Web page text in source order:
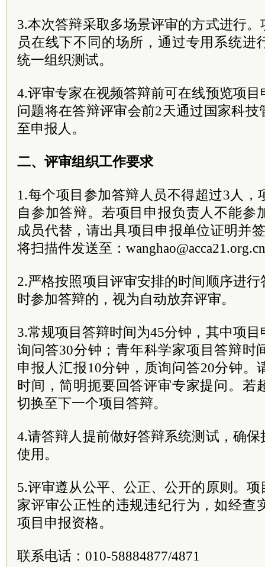
3.本次答辩采取多场景评审的方式进行
员在线下不同的场所，通过专用系统进
统一组织测试。
4.评审专家在视频答辩前可在线预览项
问题将在答辩评审会前2天通过国家科
至申报人。
二、评审组织工作要求
1.每个项目参加答辩人员不得超过3人，
自参加答辩。若项目申报负责人不能参
成员代替，请出具项目申报单位证明并
将扫描件发送至：
2.严格按照项目评审安排的时间顺序进
时参加答辩的，视为自动放弃评审。
3.常规项目答辩时间为45分钟，其中项
询问答30分钟；青年科学家项目答辩时
申报人汇报10分钟，质询问答20分钟。
时间，简明扼要回答评审专家提问。若
切换至下一个项目答辩。
4.请答辩人提前做好答辩系统测试，确
使用。
5.评审遵从公平、公正、公开的原则。
家评审公正性的违规违纪行为，如经查
项目申报资格。
联系电话：010-58884877/4871